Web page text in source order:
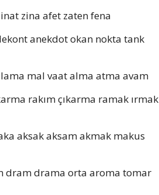
zina afet zaten fena
anekdot okan nokta tank
mal vaat alma atma avam
rakım çıkarma ramak ırmak
aksak aksam akmak makus
dram drama orta aroma tomar